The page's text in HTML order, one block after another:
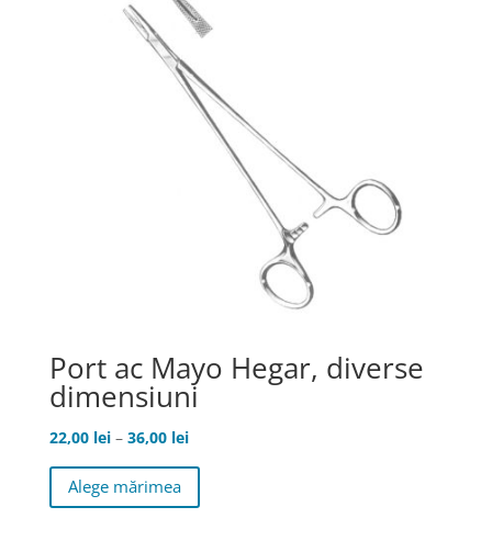
Port ac Mayo Hegar, diverse
dimensiuni
22,00 lei – 36,00 leiInterval
de
22,00 lei
Alege mărimea
Acest
are